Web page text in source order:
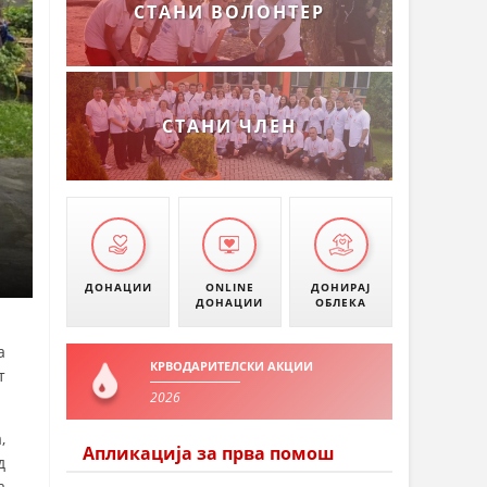
СТАНИ ВОЛОНТЕР
СТАНИ ЧЛЕН
ДОНАЦИИ
ONLINE
ДОНАЦИИ
ДОНИРАЈ
ОБЛЕКА
КРВОДАРИТЕЛСКИ АКЦИИ
2026
Апликација за прва помош